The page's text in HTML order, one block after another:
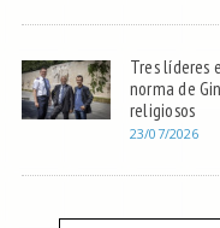
Tres líderes
norma de
religiosos
23/07/2026